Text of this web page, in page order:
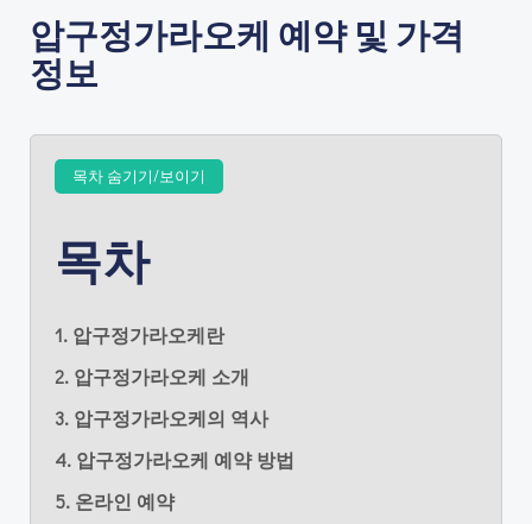
압구정가라오케 예약 및 가격
정보
목차 숨기기/보이기
목차
1. 압구정가라오케란
2. 압구정가라오케 소개
3. 압구정가라오케의 역사
4. 압구정가라오케 예약 방법
5. 온라인 예약